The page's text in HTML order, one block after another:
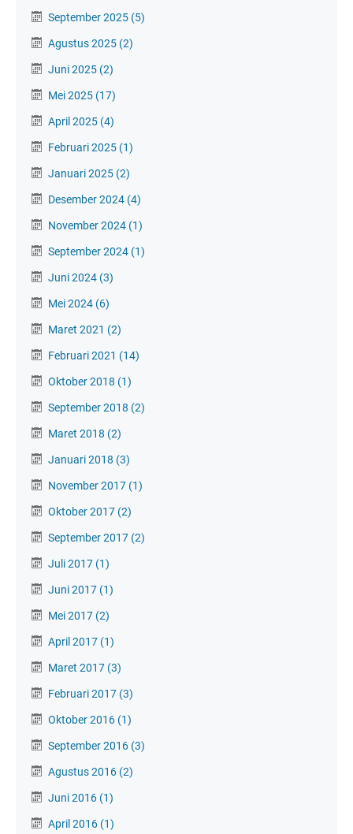
September 2025 (5)
Agustus 2025 (2)
Juni 2025 (2)
Mei 2025 (17)
April 2025 (4)
Februari 2025 (1)
Januari 2025 (2)
Desember 2024 (4)
November 2024 (1)
September 2024 (1)
Juni 2024 (3)
Mei 2024 (6)
Maret 2021 (2)
Februari 2021 (14)
Oktober 2018 (1)
September 2018 (2)
Maret 2018 (2)
Januari 2018 (3)
November 2017 (1)
Oktober 2017 (2)
September 2017 (2)
Juli 2017 (1)
Juni 2017 (1)
Mei 2017 (2)
April 2017 (1)
Maret 2017 (3)
Februari 2017 (3)
Oktober 2016 (1)
September 2016 (3)
Agustus 2016 (2)
Juni 2016 (1)
April 2016 (1)